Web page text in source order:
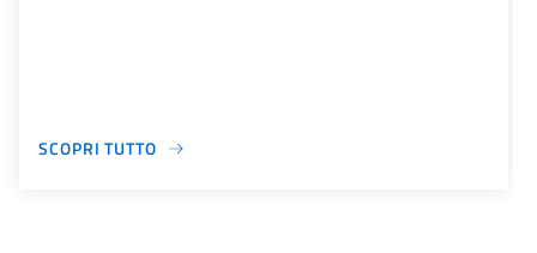
SCOPRI TUTTO